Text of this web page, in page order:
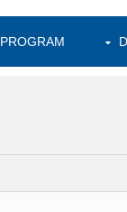
PROGRAM